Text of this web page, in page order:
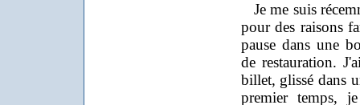
Je me suis
pour des raisons
pause dans une
de restauration.
billet, glissé dans
premier temps,